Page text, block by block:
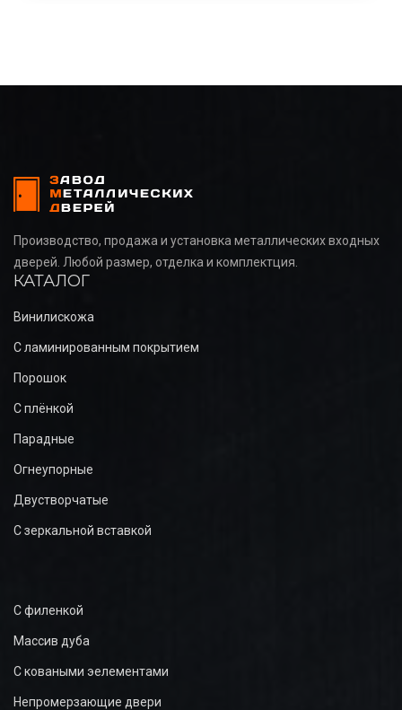
Производство, продажа и установка металлических входных
дверей. Любой размер, отделка и комплектция.
КАТАЛОГ
Винилискожа
С ламинированным покрытием
Порошок
С плёнкой
Парадные
Огнеупорные
Двустворчатые
С зеркальной вставкой
С филенкой
Массив дуба
С коваными эелементами
Непромерзающие двери